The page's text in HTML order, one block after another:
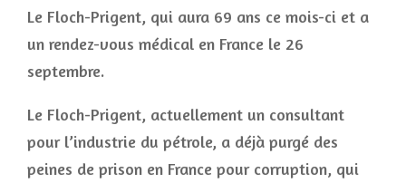
Le Floch-Prigent, qui aura 69 ans ce mois-ci et a
un rendez-vous médical en France le 26
septembre.
Le Floch-Prigent, actuellement un consultant
pour l’industrie du pétrole, a déjà purgé des
peines de prison en France pour corruption, qui